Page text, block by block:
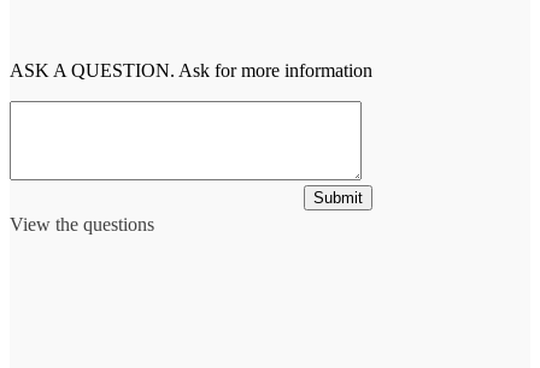
ASK A QUESTION. Ask for more information
View the questions
Submit